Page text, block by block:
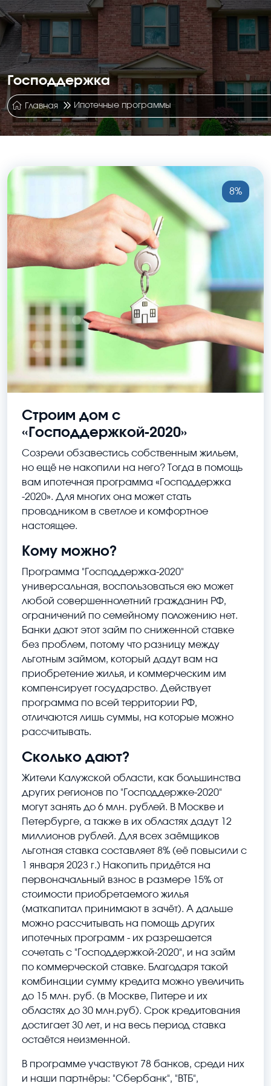
Господдержка
Главная Ипотечные программы
8%
Строим дом с
«Господдержкой-2020»
Созрели обзавестись собственным жильем,
но ещё не накопили на него? Тогда в помощь
вам ипотечная программа «Господдержка
-2020». Для многих она может стать
проводником в светлое и комфортное
настоящее.
Кому можно?
Программа "Господдержка-2020"
универсальная, воспользоваться ею может
любой совершеннолетний гражданин РФ,
ограничений по семейному положению нет.
Банки дают этот займ по сниженной ставке
без проблем, потому что разницу между
льготным займом, который дадут вам на
приобретение жилья, и коммерческим им
компенсирует государство. Действует
программа по всей территории РФ,
отличаются лишь суммы, на которые можно
рассчитывать.
Сколько дают?
Жители Калужской области, как большинства
других регионов по "Господдержке-2020"
могут занять до 6 млн. рублей. В Москве и
Петербурге, а также в их областях дадут 12
миллионов рублей. Для всех заёмщиков
льготная ставка составляет 8% (её повысили с
1 января 2023 г.) Накопить придётся на
первоначальный взнос в размере 15% от
стоимости приобретаемого жилья
(маткапитал принимают в зачёт). А дальше
можно рассчитывать на помощь других
ипотечных программ - их разрешается
сочетать с "Господдержкой-2020", и на займ
по коммерческой ставке. Благодаря такой
комбинации сумму кредита можно увеличить
до 15 млн. руб. (в Москве, Питере и их
областях до 30 млн.руб). Срок кредитования
достигает 30 лет, и на весь период ставка
остаётся неизменной.
В программе участвуют 78 банков, среди них
и наши партнёры: "Сбербанк", "ВТБ",